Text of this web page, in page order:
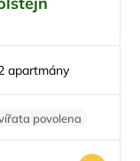
apartmány
povolena